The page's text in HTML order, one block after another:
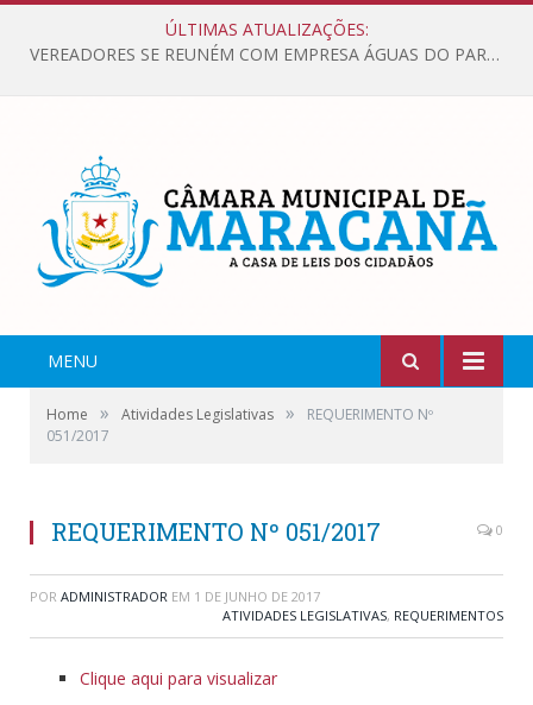
ÚLTIMAS ATUALIZAÇÕES:
VEREADORES SE REUNÉM COM EMPRESA ÁGUAS DO PARÁ, PARA APRESENTAR REIVINDICAÇÕES E MELHORIAS NA QUALIDADE DOS SERVIÇOS OFERECIDOS Á POPULAÇÃO.
MENU
Home » Atividades Legislativas »
REQUERIMENTO Nº
051/2017
REQUERIMENTO Nº 051/2017 0
POR ADMINISTRADOR EM 1 DE JUNHO DE 2017
ATIVIDADES LEGISLATIVAS, REQUERIMENTOS
Clique aqui para visualizar